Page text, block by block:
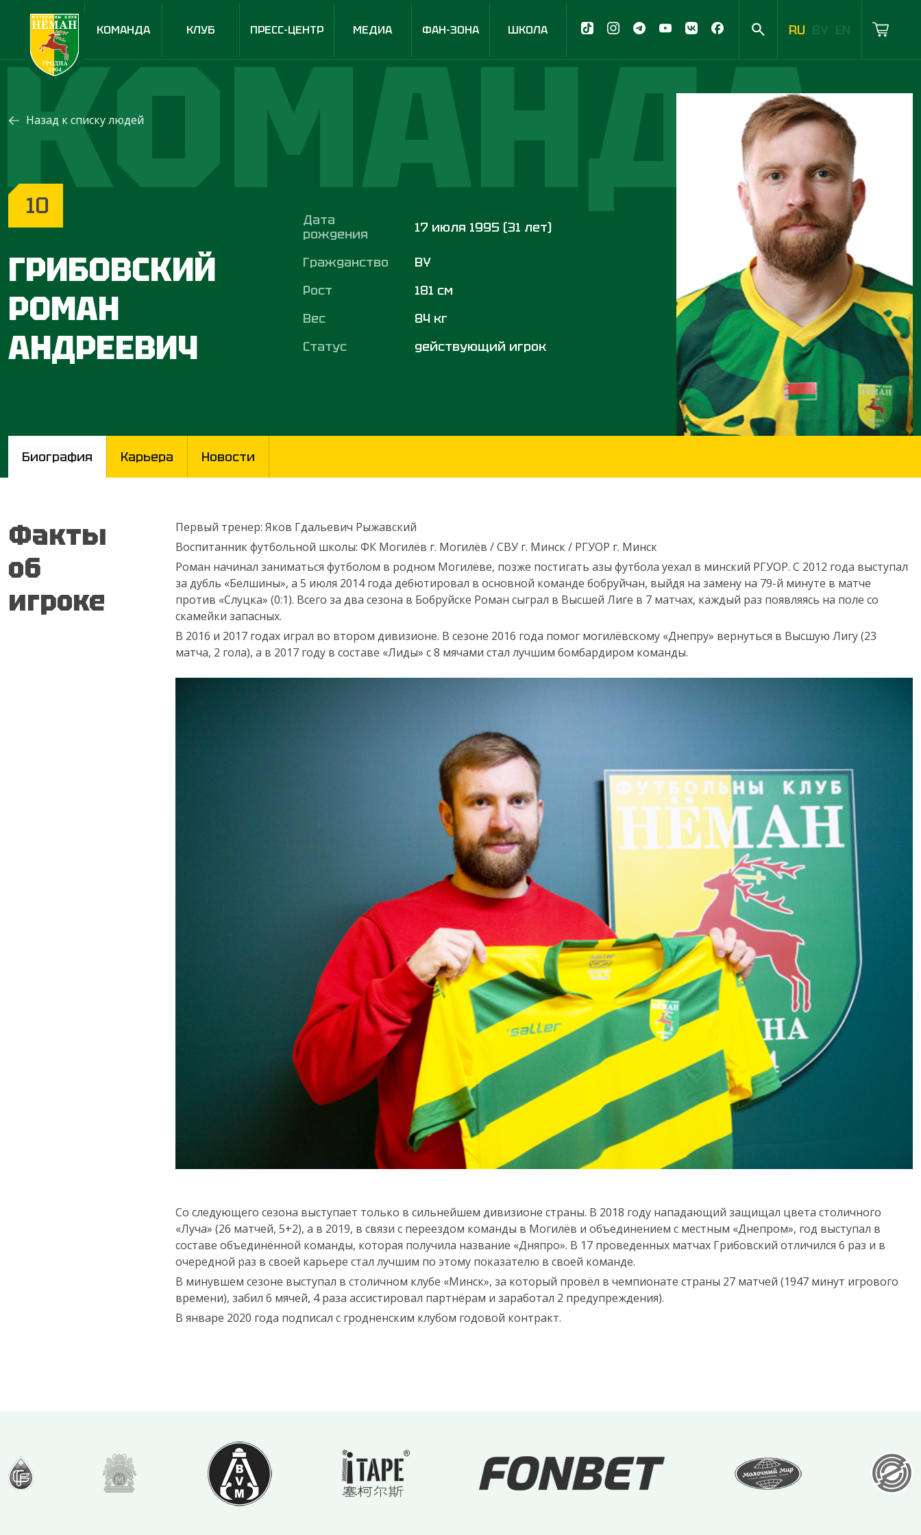
КОМАНДА КЛУБ ПРЕСС-ЦЕНТР МЕДИА ФАН-ЗОНА ШКОЛА RU BY EN
КОМАНДА
Назад к списку людей
10
ГРИБОВСКИЙ
РОМАН
АНДРЕЕВИЧ
Дата
рождения
17 июля 1995 (31 лет)
Гражданство
BY
Рост
181 см
Вес
84 кг
Статус
действующий игрок
Биография Карьера Новости
Факты
об
игроке
Первый тренер: Яков Гдальевич Рыжавский
Воспитанник футбольной школы: ФК Могилёв г. Могилёв / СВУ г. Минск / РГУОР г. Минск
Роман начинал заниматься футболом в родном Могилёве, позже постигать азы футбола уехал в минский РГУОР. С 2012 года выступал
за дубль «Белшины», а 5 июля 2014 года дебютировал в основной команде бобруйчан, выйдя на замену на 79-й минуте в матче
против «Слуцка» (0:1). Всего за два сезона в Бобруйске Роман сыграл в Высшей Лиге в 7 матчах, каждый раз появляясь на поле со
скамейки запасных.
В 2016 и 2017 годах играл во втором дивизионе. В сезоне 2016 года помог могилёвскому «Днепру» вернуться в Высшую Лигу (23
матча, 2 гола), а в 2017 году в составе «Лиды» с 8 мячами стал лучшим бомбардиром команды.
Со следующего сезона выступает только в сильнейшем дивизионе страны. В 2018 году нападающий защищал цвета столичного
«Луча» (26 матчей, 5+2), а в 2019, в связи с переездом команды в Могилёв и объединением с местным «Днепром», год выступал в
составе объединённой команды, которая получила название «Дняпро». В 17 проведенных матчах Грибовский отличился 6 раз и в
очередной раз в своей карьере стал лучшим по этому показателю в своей команде.
В минувшем сезоне выступал в столичном клубе «Минск», за который провёл в чемпионате страны 27 матчей (1947 минут игрового
времени), забил 6 мячей, 4 раза ассистировал партнёрам и заработал 2 предупреждения).
В январе 2020 года подписал с гродненским клубом годовой контракт.